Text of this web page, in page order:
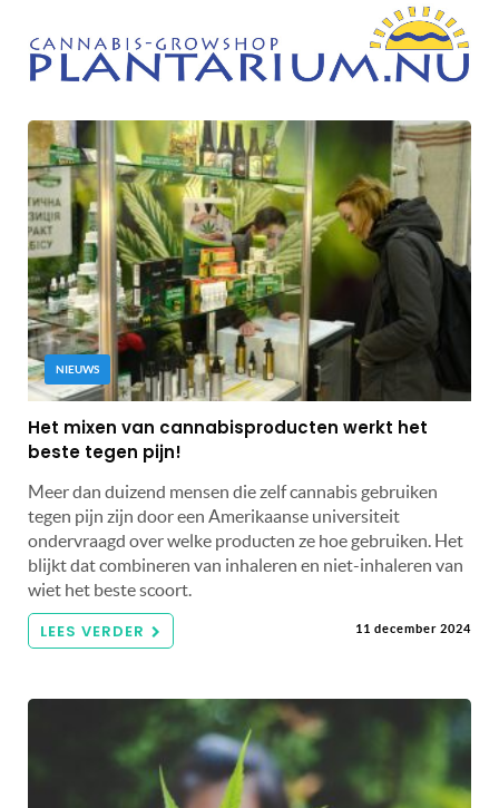
NIEUWS
Het mixen van cannabisproducten werkt het
beste tegen pijn!
Meer dan duizend mensen die zelf cannabis gebruiken
tegen pijn zijn door een Amerikaanse universiteit
ondervraagd over welke producten ze hoe gebruiken. Het
blijkt dat combineren van inhaleren en niet-inhaleren van
wiet het beste scoort.
LEES VERDER 11 december 2024